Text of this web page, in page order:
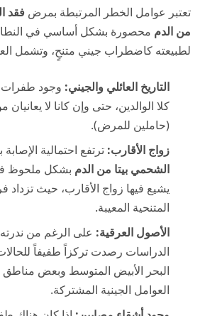
تعتبر عوامل الخطر المرتبطة بمرض فقد
من الدم محصورة بشكل أساسي في النطاق
لطبيعته كاضطراب جيني متنحٍ، وتشمل
التاريخ العائلي والجيني:
كلا الوالدين، حتى وإن كانا لا
(حاملين للمرض).
زواج الأقارب: ترتفع احتمالية
الشحمي بيتا من الدم بشكل ملحوظ
يشيع فيها زواج الأقارب، حيث تزداد
المتنحية المعيبة.
الأصول العرقية: على الرغم من ندرته
الدراسات رصدت تركزاً طفيفاً
البحر الأبيض المتوسط وبعض
العوامل الجينية المشتركة.